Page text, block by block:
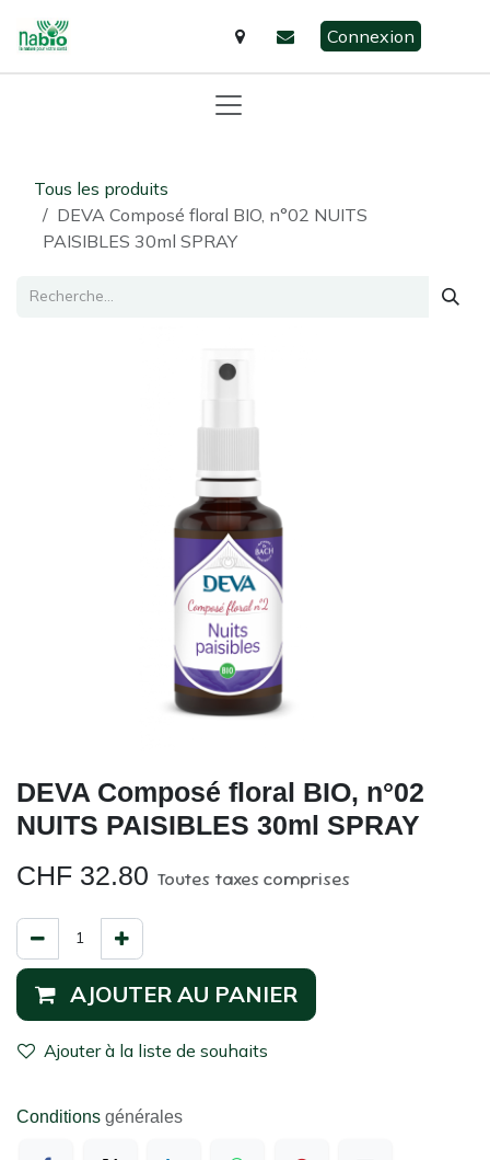
Connexion
Tous les produits
DEVA Composé floral BIO, n°02 NUITS
PAISIBLES 30ml SPRAY
DEVA Composé floral BIO, n°02
NUITS PAISIBLES 30ml SPRAY
CHF 32.80 Toutes taxes comprises
AJOUTER AU PANIER
Ajouter à la liste de souhaits
Conditions générales